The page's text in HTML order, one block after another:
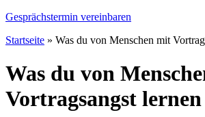
Gesprächstermin vereinbaren
Startseite » Was du von Menschen mit
Was du von
Vortragsangst